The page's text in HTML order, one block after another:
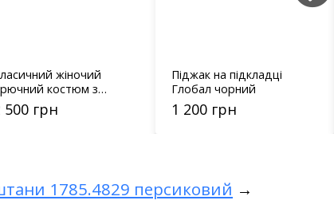
жіночий
костюм з
- 09397
500 грн
Піджак на підкладці
Глобал чорний
1 200 грн
1785.4829 персиковий →